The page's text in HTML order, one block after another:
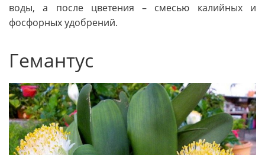
воды, а после цветения – смесью калийных и
фосфорных удобрений.
Гемантус